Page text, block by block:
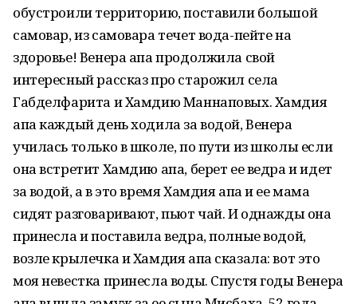
обустроили территорию, поставили большой
самовар, из самовара течет вода-пейте на
здоровье! Венера апа продолжила свой
интересный рассказ про старожил села
Габделфарита и Хамдию Маннаповых. Хамдия
апа каждый день ходила за водой, Венера
училась только в школе, по пути из школы если
она встретит Хамдию апа, берет ее ведра и идет
за водой, а в это время Хамдия апа и ее мама
сидят разговаривают, пьют чай. И однажды она
принесла и поставила ведра, полные водой,
возле крылечка и Хамдия апа сказала: вот это
моя невестка принесла воды. Спустя годы Венера